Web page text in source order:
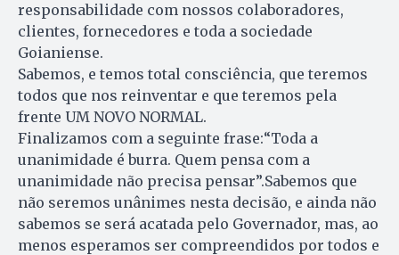
responsabilidade com nossos colaboradores,
clientes, fornecedores e toda a sociedade
Goianiense.
Sabemos, e temos total consciência, que teremos
todos que nos reinventar e que teremos pela
frente UM NOVO NORMAL.
Finalizamos com a seguinte frase:“Toda a
unanimidade é burra. Quem pensa com a
unanimidade não precisa pensar”.Sabemos que
não seremos unânimes nesta decisão, e ainda não
sabemos se será acatada pelo Governador, mas, ao
menos esperamos ser compreendidos por todos e